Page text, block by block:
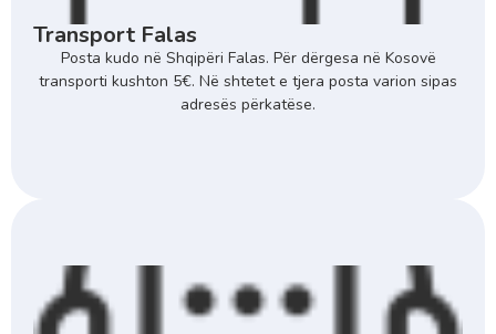
Transport Falas
Posta kudo në Shqipëri Falas. Për dërgesa në Kosovë
transporti kushton 5€. Në shtetet e tjera posta varion sipas
adresës përkatëse.